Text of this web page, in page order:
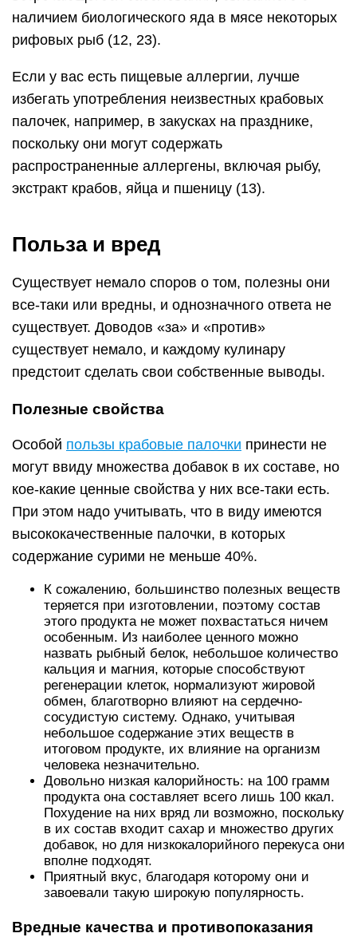
наличием биологического яда в мясе некоторых
рифовых рыб (12, 23).
Если у вас есть пищевые аллергии, лучше
избегать употребления неизвестных крабовых
палочек, например, в закусках на празднике,
поскольку они могут содержать
распространенные аллергены, включая рыбу,
экстракт крабов, яйца и пшеницу (13).
Польза и вред
Существует немало споров о том, полезны они
все-таки или вредны, и однозначного ответа не
существует. Доводов «за» и «против»
существует немало, и каждому кулинару
предстоит сделать свои собственные выводы.
Полезные свойства
Особой пользы крабовые палочки принести не
могут ввиду множества добавок в их составе, но
кое-какие ценные свойства у них все-таки есть.
При этом надо учитывать, что в виду имеются
высококачественные палочки, в которых
содержание сурими не меньше 40%.
К сожалению, большинство полезных веществ
теряется при изготовлении, поэтому состав
этого продукта не может похвастаться ничем
особенным. Из наиболее ценного можно
назвать рыбный белок, небольшое количество
кальция и магния, которые способствуют
регенерации клеток, нормализуют жировой
обмен, благотворно влияют на сердечно-
сосудистую систему. Однако, учитывая
небольшое содержание этих веществ в
итоговом продукте, их влияние на организм
человека незначительно.
Довольно низкая калорийность: на 100 грамм
продукта она составляет всего лишь 100 ккал.
Похудение на них вряд ли возможно, поскольку
в их состав входит сахар и множество других
добавок, но для низкокалорийного перекуса они
вполне подходят.
Приятный вкус, благодаря которому они и
завоевали такую широкую популярность.
Вредные качества и противопоказания